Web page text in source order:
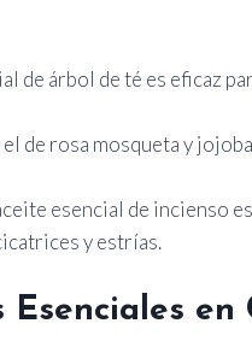
de árbol de té es eficaz
de rosa mosqueta y
esencial de incienso
y estrías.
en